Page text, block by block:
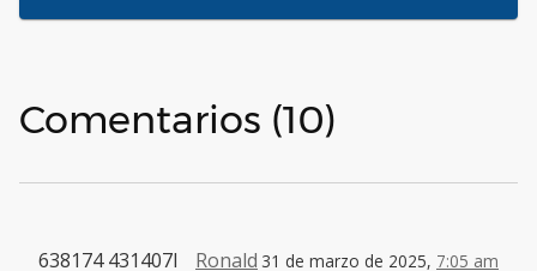
Comentarios (10)
Ronald 31 de marzo de 2025, 7:05 am
638174 431407I